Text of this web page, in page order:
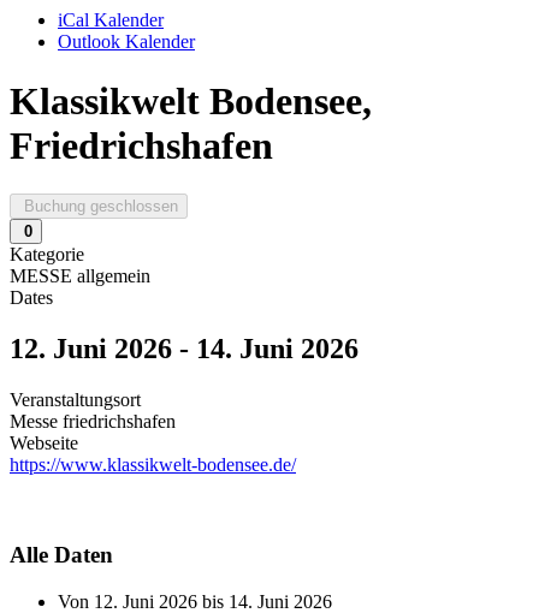
iCal Kalender
Outlook Kalender
Klassikwelt Bodensee,
Friedrichshafen
Buchung geschlossen
0
Kategorie
MESSE allgemein
Dates
12. Juni 2026 - 14. Juni 2026
Veranstaltungsort
Messe friedrichshafen
Webseite
https://www.klassikwelt-bodensee.de/
Alle Daten
Von 12. Juni 2026 bis 14. Juni 2026